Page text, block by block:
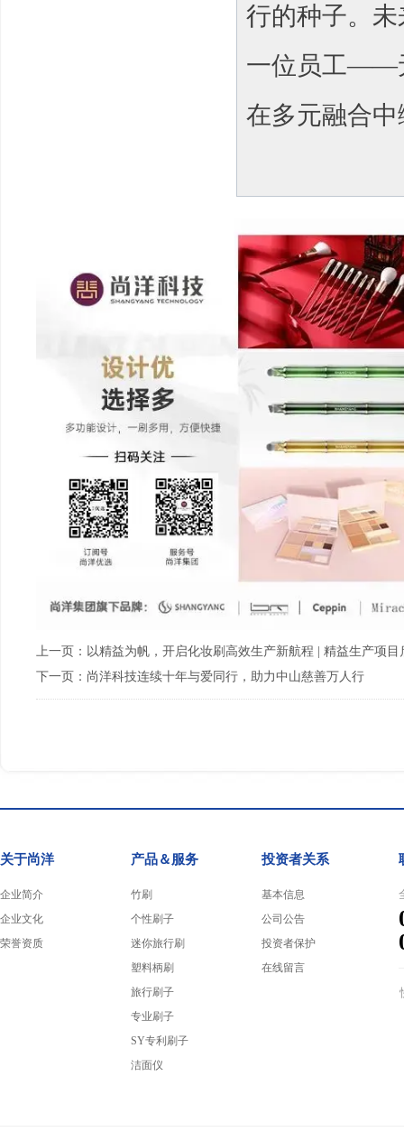
行的种子。
一位员工——
在多元融合
上一页： 以精益为帆，开启化妆刷高效生产新航程 | 精益生产项目
下一页： 尚洋科技连续十年与爱同行，助力中山慈善万人行
关于尚洋
企业简介
企业文化
荣誉资质
产品＆服务
竹刷
个性刷子
迷你旅行刷
塑料柄刷
旅行刷子
专业刷子
SY专利刷子
洁面仪
投资者关系
基本信息
公司公告
投资者保护
在线留言